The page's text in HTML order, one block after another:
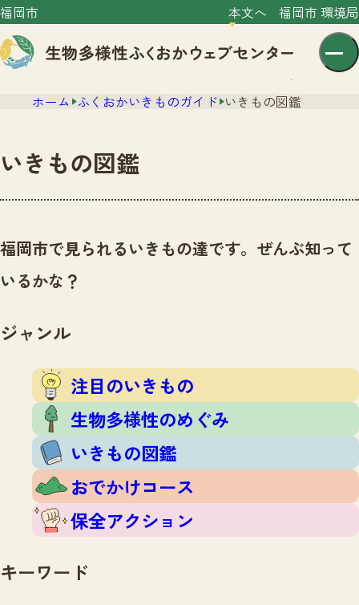
福岡市 本文へ 福岡市 環境局
センター紹介
センター紹介TOP
サイトポリシー
ニュース
いきものガイド
注目のいきもの
生物多様性のめぐみ
いきもの図鑑
おでかけコース
保全アクション
イベント
いきもの調査隊
調査レポート
調査レポートTOP
調査結果
ふくおかいきものマップ
マッチング
マッチングTOP
掲載申し込みフォーム
お問合せ
ホーム ふくおかいきものガイド いきもの図鑑
いきもの図鑑
福岡市で見られるいきもの達です。ぜんぶ知って
いるかな？
ジャンル
注目のいきもの
生物多様性のめぐみ
いきもの図鑑
おでかけコース
保全アクション
キーワード